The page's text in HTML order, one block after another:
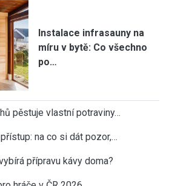
Instalace infrasauny na
míru v bytě: Co všechno
po…
pěstuje vlastní potraviny…
na co si dát pozor,…
přípravu kávy doma?